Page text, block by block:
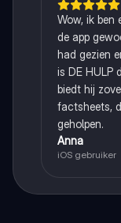
Wow, ik ben
de app
had gezien
is DE HULP
biedt hij
factsheets,
geholpen.
Anna
iOS gebruiker